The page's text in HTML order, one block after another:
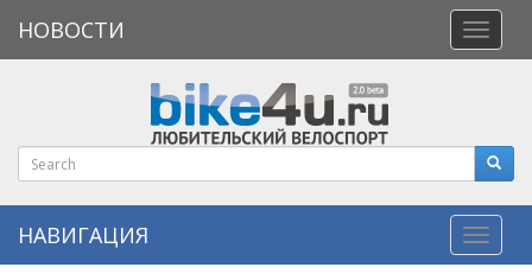
меню
НОВОСТИ
НАВИГАЦИЯ